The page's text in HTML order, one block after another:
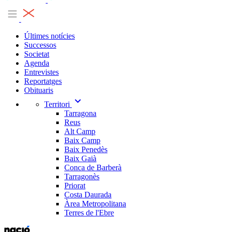
Últimes notícies
Successos
Societat
Agenda
Entrevistes
Reportatges
Obituaris
Territori
expand_more
Tarragona
Reus
Alt Camp
Baix Camp
Baix Penedès
Baix Gaià
Conca de Barberà
Tarragonès
Priorat
Costa Daurada
Àrea Metropolitana
Terres de l'Ebre